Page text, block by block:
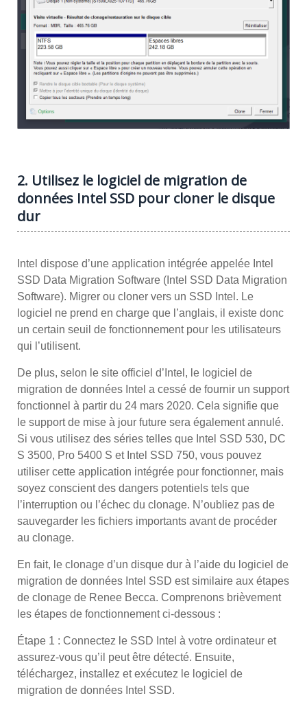
2. Utilisez le logiciel de migration de
données Intel SSD pour cloner le disque
dur
Intel dispose d’une application intégrée appelée Intel
SSD Data Migration Software (Intel SSD Data Migration
Software). Migrer ou cloner vers un SSD Intel. Le
logiciel ne prend en charge que l’anglais, il existe donc
un certain seuil de fonctionnement pour les utilisateurs
qui l’utilisent.
De plus, selon le site officiel d’Intel, le logiciel de
migration de données Intel a cessé de fournir un support
fonctionnel à partir du 24 mars 2020. Cela signifie que
le support de mise à jour future sera également annulé.
Si vous utilisez des séries telles que Intel SSD 530, DC
S 3500, Pro 5400 S et Intel SSD 750, vous pouvez
utiliser cette application intégrée pour fonctionner, mais
soyez conscient des dangers potentiels tels que
l’interruption ou l’échec du clonage. N’oubliez pas de
sauvegarder les fichiers importants avant de procéder
au clonage.
En fait, le clonage d’un disque dur à l’aide du logiciel de
migration de données Intel SSD est similaire aux étapes
de clonage de Renee Becca. Comprenons brièvement
les étapes de fonctionnement ci-dessous :
Étape 1 : Connectez le SSD Intel à votre ordinateur et
assurez-vous qu’il peut être détecté. Ensuite,
téléchargez, installez et exécutez le logiciel de
migration de données Intel SSD.